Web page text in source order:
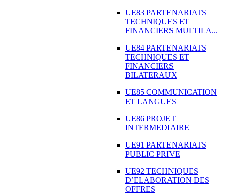
UE83 PARTENARIATS
TECHNIQUES ET
FINANCIERS MULTILA...
UE84 PARTENARIATS
TECHNIQUES ET
FINANCIERS
BILATERAUX
UE85 COMMUNICATION
ET LANGUES
UE86 PROJET
INTERMEDIAIRE
UE91 PARTENARIATS
PUBLIC PRIVE
UE92 TECHNIQUES
D’ELABORATION DES
OFFRES